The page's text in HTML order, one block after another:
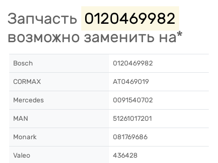
Запчасть 0120469982
возможно заменить на*
Bosch 0120469982
CORMAX AT0469019
Mercedes 0091540702
MAN 51261017201
Monark 081769686
Valeo 436428